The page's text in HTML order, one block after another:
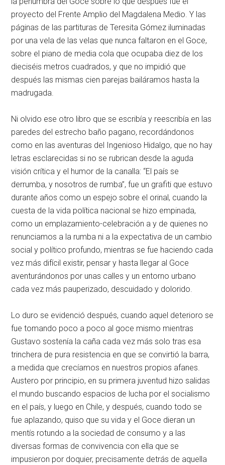
proyecto del Frente Amplio del Magdalena Medio. Y las
páginas de las partituras de Teresita Gómez iluminadas
por una vela de las velas que nunca faltaron en el Goce,
sobre el piano de media cola que ocupaba diez de los
dieciséis metros cuadrados, y que no impidió que
después las mismas cien parejas bailáramos hasta la
madrugada.
Ni olvido ese otro libro que se escribía y reescribía en las
paredes del estrecho baño pagano, recordándonos
como en las aventuras del Ingenioso Hidalgo, que no hay
letras esclarecidas si no se rubrican desde la aguda
visión crítica y el humor de la canalla: “El país se
derrumba, y nosotros de rumba”, fue un grafiti que estuvo
durante años como un espejo sobre el orinal, cuando la
cuesta de la vida política nacional se hizo empinada,
como un emplazamiento-celebración a y de quienes no
renunciamos a la rumba ni a la expectativa de un cambio
social y político profundo, mientras se fue haciendo cada
vez más difícil existir, pensar y hasta llegar al Goce
aventurándonos por unas calles y un entorno urbano
cada vez más pauperizado, descuidado y dolorido.
Lo duro se evidenció después, cuando aquel deterioro se
fue tomando poco a poco al goce mismo mientras
Gustavo sostenía la caña cada vez más solo tras esa
trinchera de pura resistencia en que se convirtió la barra,
a medida que crecíamos en nuestros propios afanes.
Austero por principio, en su primera juventud hizo salidas
el mundo buscando espacios de lucha por el socialismo
en el país, y luego en Chile, y después, cuando todo se
fue aplazando, quiso que su vida y el Goce dieran un
mentís rotundo a la sociedad de consumo y a las
diversas formas de convivencia con ella que se
impusieron por doquier, precisamente detrás de aquella